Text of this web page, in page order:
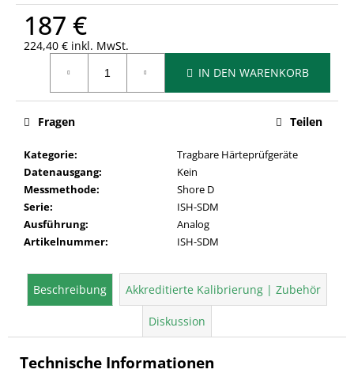
187 €
224,40 € inkl. MwSt.
IN DEN WARENKORB
Kategorie:
Tragbare Härteprüfgeräte
Datenausgang:
Kein
Messmethode:
Shore D
Serie:
ISH-SDM
Ausführung:
Analog
Artikelnummer: ISH-SDM
Fragen Teilen
Beschreibung Akkreditierte Kalibrierung | Zubehör
Diskussion
Technische Informationen